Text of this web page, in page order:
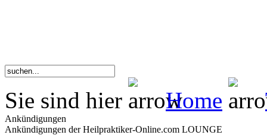
Sie sind hier Home
Ankündigungen
Ankündigungen der Heilpraktiker-Online.com LOUNGE